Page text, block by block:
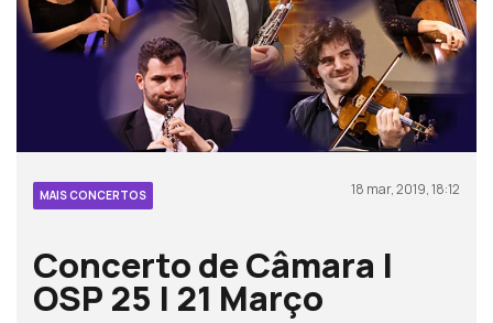
MAIS CONCERTOS 18 mar, 2019, 18:12
Concerto de Câmara |
OSP 25 | 21 Março